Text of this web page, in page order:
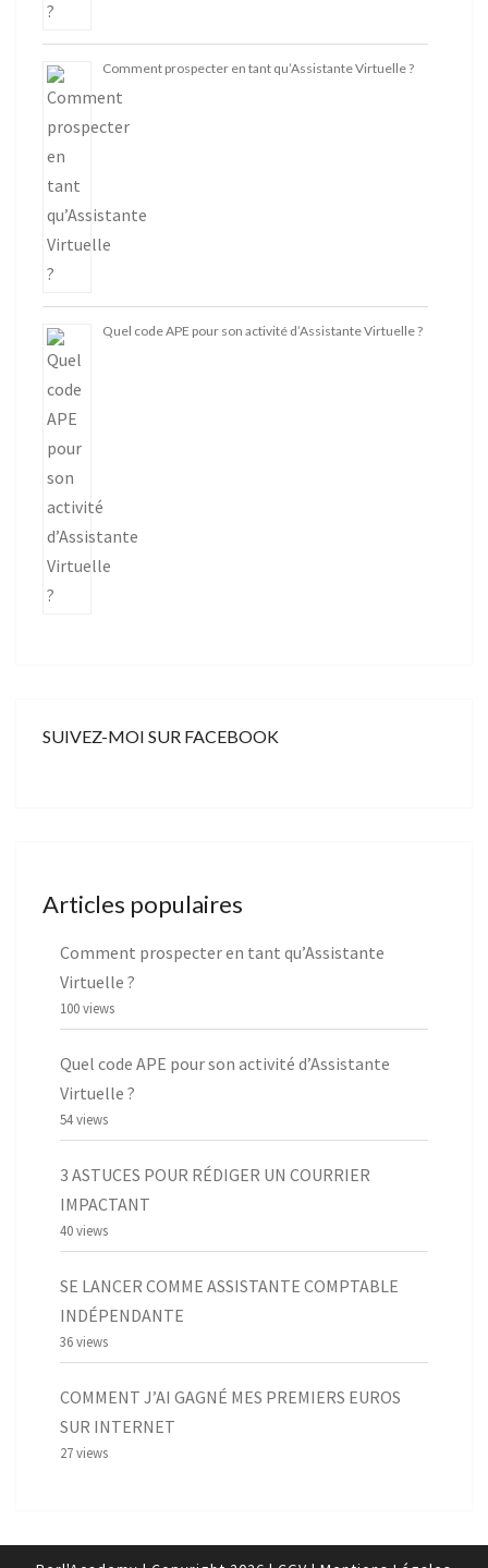
Comment prospecter en tant qu’Assistante Virtuelle ?
Quel code APE pour son activité d’Assistante Virtuelle ?
SUIVEZ-MOI SUR FACEBOOK
Articles populaires
Comment prospecter en tant qu’Assistante
Virtuelle ?
100 views
Quel code APE pour son activité d’Assistante
Virtuelle ?
54 views
3 ASTUCES POUR RÉDIGER UN COURRIER
IMPACTANT
40 views
SE LANCER COMME ASSISTANTE COMPTABLE
INDÉPENDANTE
36 views
COMMENT J’AI GAGNÉ MES PREMIERS EUROS
SUR INTERNET
27 views